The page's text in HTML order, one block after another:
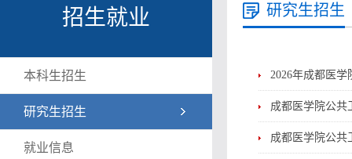
招生就业
本科生招生
研究生招生
就业信息
研究生招生
2026年成都医
成都医学院公共
成都医学院公共